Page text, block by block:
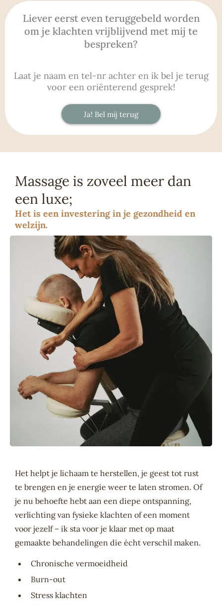
Liever eerst even teruggebeld worden
om je klachten vrijblijvend met mij te
bespreken?
Laat je naam en tel-nr achter en ik bel je terug
voor een oriënterend gesprek!
Ja! Bel mij terug
Massage is zoveel meer dan
een luxe;
Het is een investering in je gezondheid en
welzijn.
Het helpt je lichaam te herstellen, je geest tot rust
te brengen en je energie weer te laten stromen. Of
je nu behoefte hebt aan een diepe ontspanning,
verlichting van fysieke klachten of een moment
voor jezelf – ik sta voor je klaar met op maat
gemaakte behandelingen die écht verschil maken.
Chronische vermoeidheid
Burn-out
Stress klachten